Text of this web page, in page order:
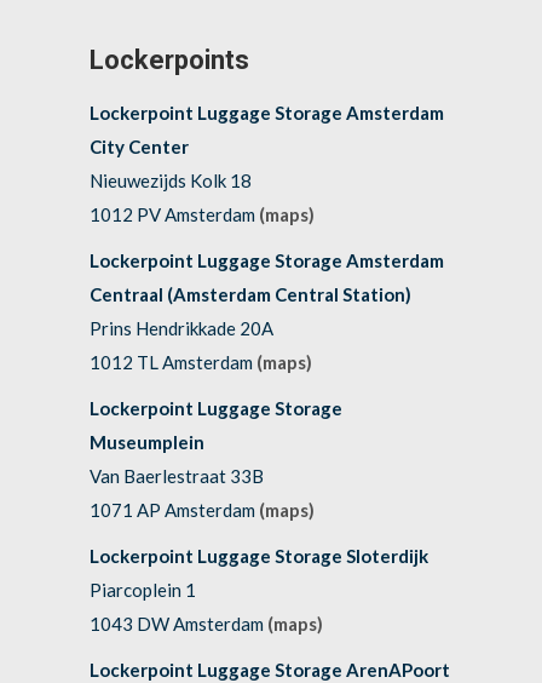
Lockerpoints
Lockerpoint Luggage Storage Amsterdam
City Center
Nieuwezijds Kolk 18
1012 PV Amsterdam (maps)
Lockerpoint Luggage Storage Amsterdam
Centraal (Amsterdam Central Station)
Prins Hendrikkade 20A
1012 TL Amsterdam (maps)
Lockerpoint Luggage Storage
Museumplein
Van Baerlestraat 33B
1071 AP Amsterdam (maps)
Lockerpoint Luggage Storage Sloterdijk
Piarcoplein 1
1043 DW Amsterdam (maps)
Lockerpoint Luggage Storage ArenAPoort